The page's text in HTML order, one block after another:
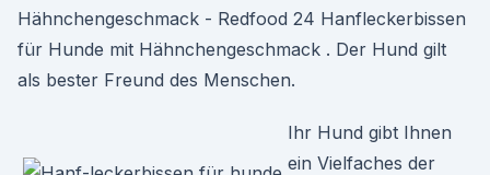
Hähnchengeschmack - Redfood 24 Hanfleckerbissen
für Hunde mit Hähnchengeschmack . Der Hund gilt
als bester Freund des Menschen.
Ihr Hund gibt Ihnen
ein Vielfaches der